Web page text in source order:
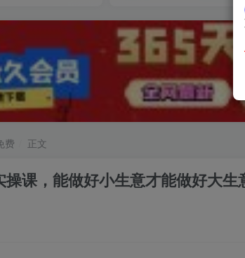
费 正文
操课，能做好小生意才能做好大生